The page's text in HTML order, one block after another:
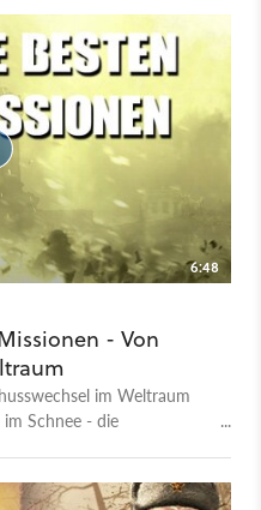
6:48
- Von
im Weltraum
Schnee - die
im Video vor.